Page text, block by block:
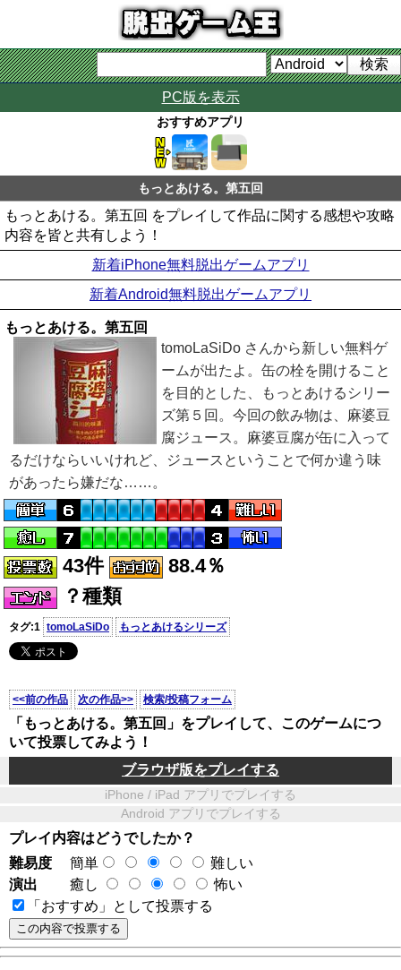
PC版を表示
おすすめアプリ
もっとあける。第五回
もっとあける。第五回 をプレイして作品に関する感想や攻略
内容を皆と共有しよう！
新着iPhone無料脱出ゲームアプリ
新着Android無料脱出ゲームアプリ
もっとあける。第五回
tomoLaSiDo さんから新しい無料ゲ
ームが出たよ。缶の栓を開けること
を目的とした、もっとあけるシリー
ズ第５回。今回の飲み物は、麻婆豆
腐ジュース。麻婆豆腐が缶に入って
るだけならいいけれど、ジュースということで何か違う味
があったら嫌だな……。
43件
88.4％
？種類
タグ:1 tomoLaSiDo もっとあけるシリーズ
<<前の作品 次の作品>> 検索/投稿フォーム
「もっとあける。第五回」をプレイして、このゲームにつ
いて投票してみよう！
ブラウザ版をプレイする
iPhone / iPad アプリでプレイする
Android アプリでプレイする
プレイ内容はどうでしたか？
難易度
簡単
難しい
演出
癒し
怖い
「おすすめ」として投票する